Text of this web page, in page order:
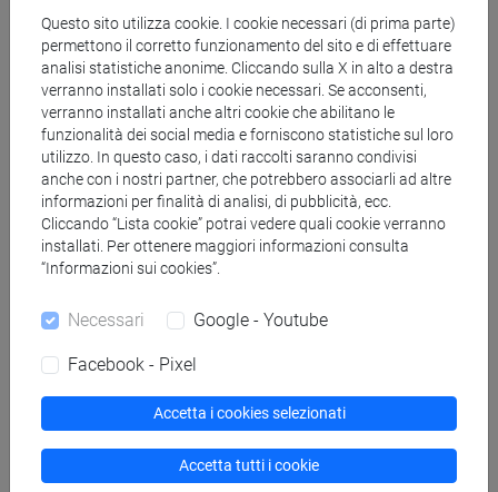
GIAPPONESE 2 MOD. 1D Cognomi M-R
ESERCITAZIONI DI LINGUA
GIAPPONESE 2 MOD. 1D Cognomi S-Z
ESERCITAZIONI DI LINGUA GIAPPONESE 2
MOD. 1E
ESERCITAZIONI DI LINGUA
GIAPPONESE 2 MOD. 1E Cognomi A-B
ESERCITAZIONI DI LINGUA
GIAPPONESE 2 MOD. 1E Cognomi C-E
GIAPPONESE 2 MOD. 1E Cognomi F-L
ESERCITAZIONI DI LINGUA
GIAPPONESE 2 MOD. 1E Cognomi M-P
GIAPPONESE 2 MOD. 1E Cognomi Q-Z
ESERCITAZIONI DI LINGUA GIAPPONESE 2
Questo sito utilizza cookie. I cookie necessari (di prima parte)
permettono il corretto funzionamento del sito e di effettuare
analisi statistiche anonime. Cliccando sulla X in alto a destra
verranno installati solo i cookie necessari. Se acconsenti,
verranno installati anche altri cookie che abilitano le
funzionalità dei social media e forniscono statistiche sul loro
utilizzo. In questo caso, i dati raccolti saranno condivisi
anche con i nostri partner, che potrebbero associarli ad altre
informazioni per finalità di analisi, di pubblicità, ecc.
Cliccando “Lista cookie” potrai vedere quali cookie verranno
installati. Per ottenere maggiori informazioni consulta
“Informazioni sui cookies”.
Necessari Google - Youtube
Facebook - Pixel
Accetta i cookies selezionati
Accetta tutti i cookie